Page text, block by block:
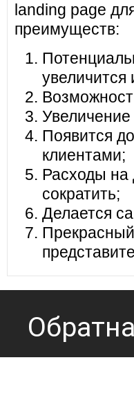
landing page
преимуществ:
увеличится
Появится
клиентами;
Расходы на
сократить;
Делается